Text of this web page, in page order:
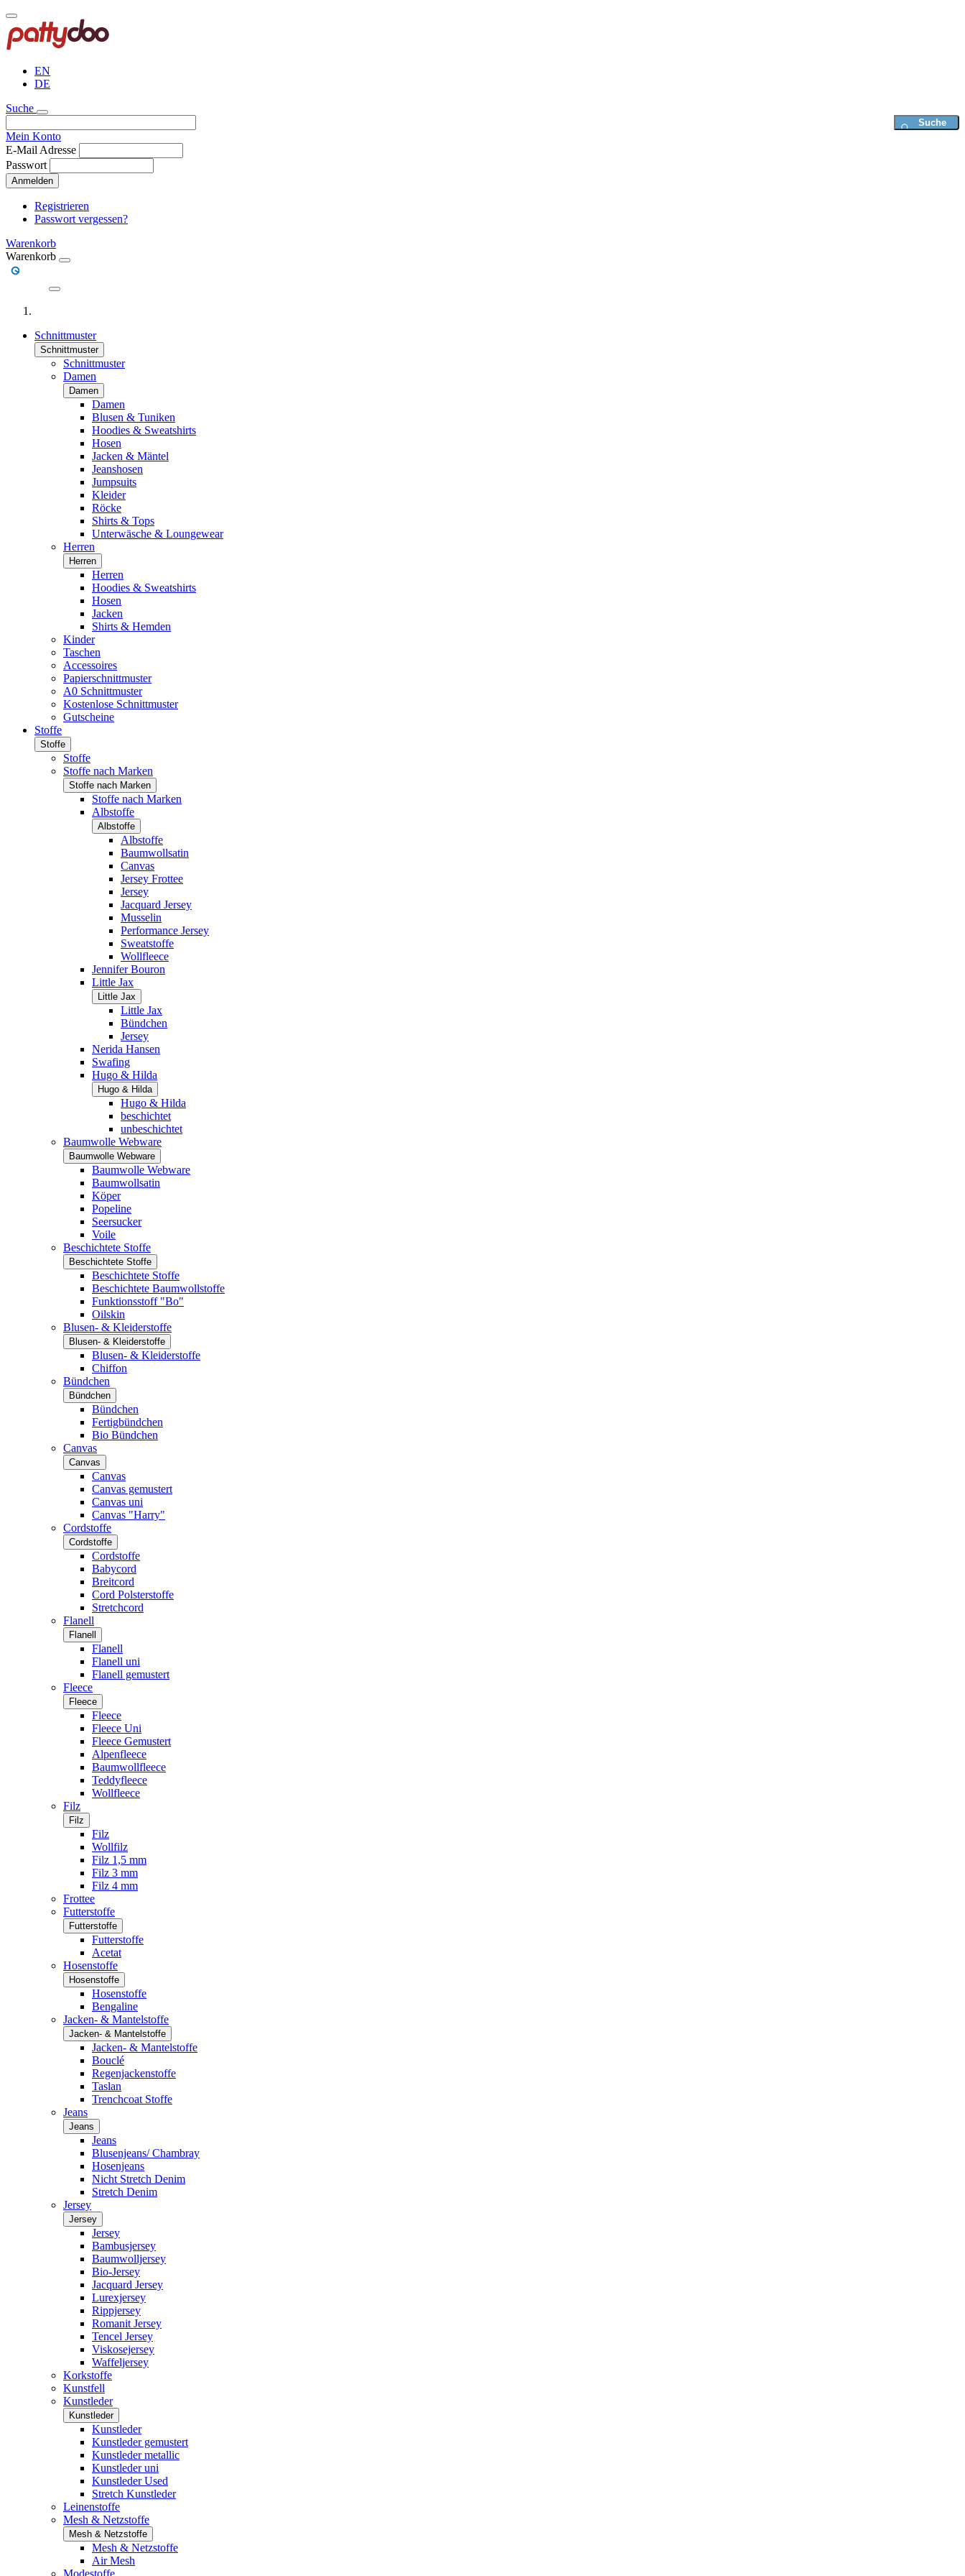
Direkt
zum
Inhalt
EN
DE
Suche
Mein Konto
E-Mail Adresse
Passwort
Anmelden
Registrieren
Passwort vergessen?
Warenkorb
Warenkorb
Schnittmuster
Schnittmuster
Schnittmuster
Damen
Damen
Damen
Blusen & Tuniken
Hoodies & Sweatshirts
Hosen
Jacken & Mäntel
Jeanshosen
Jumpsuits
Kleider
Röcke
Shirts & Tops
Unterwäsche & Loungewear
Herren
Herren
Herren
Hoodies & Sweatshirts
Hosen
Jacken
Shirts & Hemden
Kinder
Taschen
Accessoires
Papierschnittmuster
A0 Schnittmuster
Kostenlose Schnittmuster
Gutscheine
Stoffe
Stoffe
Stoffe
Stoffe nach Marken
Stoffe nach Marken
Stoffe nach Marken
Albstoffe
Albstoffe
Albstoffe
Baumwollsatin
Canvas
Jersey Frottee
Jersey
Jacquard Jersey
Musselin
Performance Jersey
Sweatstoffe
Wollfleece
Jennifer Bouron
Little Jax
Little Jax
Little Jax
Bündchen
Jersey
Nerida Hansen
Swafing
Hugo & Hilda
Hugo & Hilda
Hugo & Hilda
beschichtet
unbeschichtet
Baumwolle Webware
Baumwolle Webware
Baumwolle Webware
Baumwollsatin
Köper
Popeline
Seersucker
Voile
Beschichtete Stoffe
Beschichtete Stoffe
Beschichtete Stoffe
Beschichtete Baumwollstoffe
Funktionsstoff "Bo"
Oilskin
Blusen- & Kleiderstoffe
Blusen- & Kleiderstoffe
Blusen- & Kleiderstoffe
Chiffon
Bündchen
Bündchen
Bündchen
Fertigbündchen
Bio Bündchen
Canvas
Canvas
Canvas
Canvas gemustert
Canvas uni
Canvas "Harry"
Cordstoffe
Cordstoffe
Cordstoffe
Babycord
Breitcord
Cord Polsterstoffe
Stretchcord
Flanell
Flanell
Flanell
Flanell uni
Flanell gemustert
Fleece
Fleece
Fleece
Fleece Uni
Fleece Gemustert
Alpenfleece
Baumwollfleece
Teddyfleece
Wollfleece
Filz
Filz
Filz
Wollfilz
Filz 1,5 mm
Filz 3 mm
Filz 4 mm
Frottee
Futterstoffe
Futterstoffe
Futterstoffe
Acetat
Hosenstoffe
Hosenstoffe
Hosenstoffe
Bengaline
Jacken- & Mantelstoffe
Jacken- & Mantelstoffe
Jacken- & Mantelstoffe
Bouclé
Regenjackenstoffe
Taslan
Trenchcoat Stoffe
Jeans
Jeans
Jeans
Blusenjeans/ Chambray
Hosenjeans
Nicht Stretch Denim
Stretch Denim
Jersey
Jersey
Jersey
Bambusjersey
Baumwolljersey
Bio-Jersey
Jacquard Jersey
Lurexjersey
Rippjersey
Romanit Jersey
Tencel Jersey
Viskosejersey
Waffeljersey
Korkstoffe
Kunstfell
Kunstleder
Kunstleder
Kunstleder
Kunstleder gemustert
Kunstleder metallic
Kunstleder uni
Kunstleder Used
Stretch Kunstleder
Leinenstoffe
Mesh & Netzstoffe
Mesh & Netzstoffe
Mesh & Netzstoffe
Air Mesh
Modestoffe